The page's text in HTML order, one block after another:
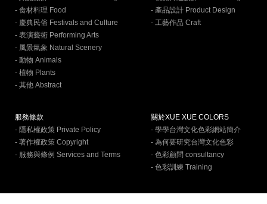
- 食材料理 Food
- 慶典民俗 Festivals and Culture
- 表演藝術 Performing Arts
- 風景氣象 Natural Scenery
- 動物 Animals
- 植物 Plants
- 其他 Abstract
- 產品設計 Product Design
- 工藝作品 Craft
服務條款
- 隱私權政策 Private Policy
- 著作權政策 Copyright
- 服務與條例 Services and Terms
關於XUE XUE COLORS
- 學學台灣文化色彩網站簡介
- 為何要研究台灣文化色彩
- 色彩顧問 consultancy
- 色彩訓練 Training